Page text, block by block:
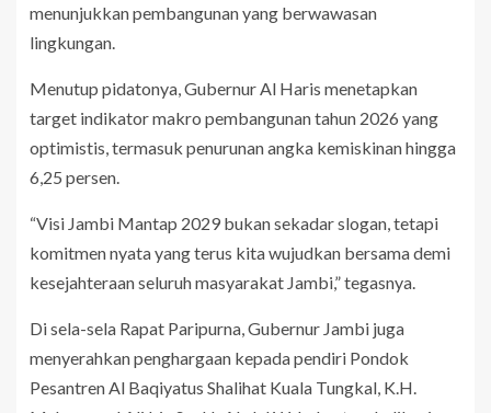
menunjukkan pembangunan yang berwawasan
lingkungan.
Menutup pidatonya, Gubernur Al Haris menetapkan
target indikator makro pembangunan tahun 2026 yang
optimistis, termasuk penurunan angka kemiskinan hingga
6,25 persen.
“Visi Jambi Mantap 2029 bukan sekadar slogan, tetapi
komitmen nyata yang terus kita wujudkan bersama demi
kesejahteraan seluruh masyarakat Jambi,” tegasnya.
Di sela-sela Rapat Paripurna, Gubernur Jambi juga
menyerahkan penghargaan kepada pendiri Pondok
Pesantren Al Baqiyatus Shalihat Kuala Tungkal, K.H.